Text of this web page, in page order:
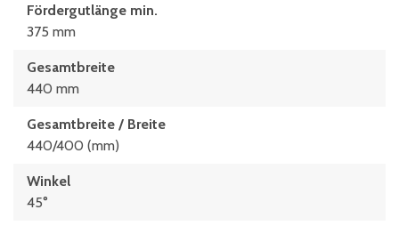
Fördergutlänge min.
375 mm
Gesamtbreite
440 mm
Gesamtbreite / Breite
440/400 (mm)
Winkel
45°